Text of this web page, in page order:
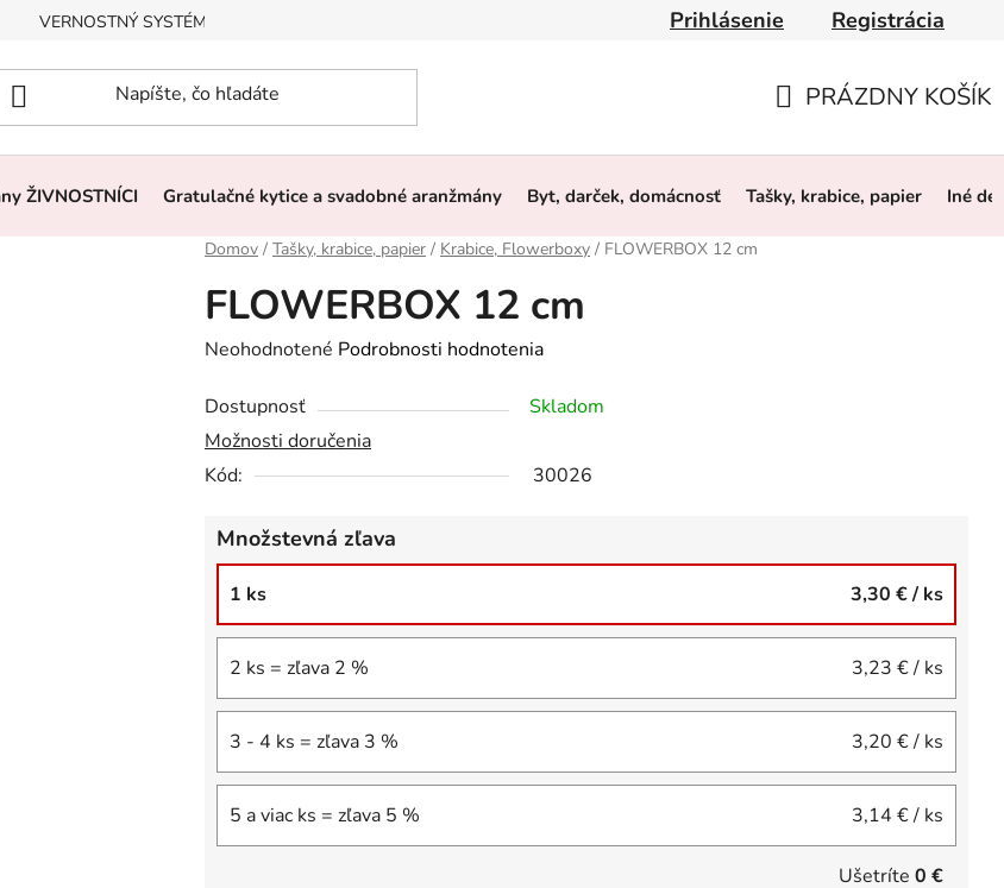
VERNOSTNÝ SYSTÉM, ZĽAVY Obchodné podmienky Ochrana osobných údajov
Prihlásenie Registrácia
KOŠÍK
PRÁZDNY KOŠÍK
ŽIVNOSTNÍCI Gratulačné kytice a svadobné aranžmány Byt, darček, domácnosť Tašky, krabice, papier Iné
Domov / Tašky, krabice, papier / Krabice, Flowerboxy / FLOWERBOX 12 cm
FLOWERBOX 12 cm
Priemerné
produktu
je
0,0
hviezdičiek.
Neohodnotené Podrobnosti hodnotenia
Dostupnosť
Skladom
Možnosti doručenia
Kód:
30026
Množstevná zľava
1 ks 3,30 €/ ks
2 ks = zľava 2 % 3,23 €/ ks
3 - 4 ks = zľava 3 % 3,20 €/ ks
5 a viac ks = zľava 5 % 3,14 €/ ks
Ušetríte 0 €